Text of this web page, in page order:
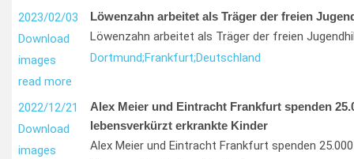
2023/02/03
Download
images
read more
Löwenzahn arbeitet als Träger der freien
Löwenzahn arbeitet als Träger der freien
Dortmund;Frankfurt;Deutschland
2022/12/21
Download
images
Alex Meier und Eintracht Frankfurt spenden
lebensverkürzt erkrankte Kinder
Alex Meier und Eintracht Frankfurt spenden